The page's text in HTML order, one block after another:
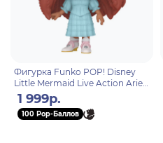
Фигурка Funko POP! Disney
Little Mermaid Live Action Ariel
(1362) 70732
1 999р.
100 Pop-Баллов